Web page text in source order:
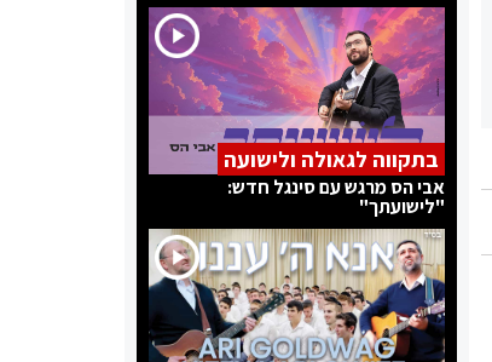
בתקווה לגאולה ולישועה
אבי הס מרגש עם סינגל חדש:
"לישועתך"